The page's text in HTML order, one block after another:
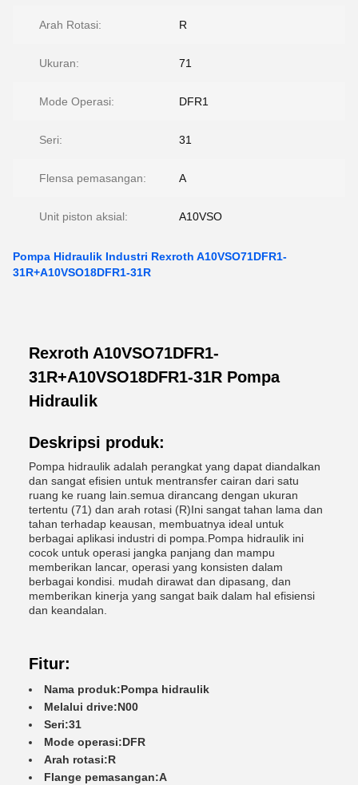
Arah Rotasi: R
Ukuran: 71
Mode Operasi: DFR1
Seri: 31
Flensa pemasangan: A
Unit piston aksial: A10VSO
Pompa Hidraulik Industri Rexroth A10VSO71DFR1-
31R+A10VSO18DFR1-31R
Rexroth A10VSO71DFR1-
31R+A10VSO18DFR1-31R Pompa
Hidraulik
Deskripsi produk:
Pompa hidraulik adalah perangkat yang dapat diandalkan
dan sangat efisien untuk mentransfer cairan dari satu
ruang ke ruang lain.semua dirancang dengan ukuran
tertentu (71) dan arah rotasi (R)Ini sangat tahan lama dan
tahan terhadap keausan, membuatnya ideal untuk
berbagai aplikasi industri di pompa.Pompa hidraulik ini
cocok untuk operasi jangka panjang dan mampu
memberikan lancar, operasi yang konsisten dalam
berbagai kondisi. mudah dirawat dan dipasang, dan
memberikan kinerja yang sangat baik dalam hal efisiensi
dan keandalan.
Fitur:
Nama produk:Pompa hidraulik
Melalui drive:N00
Seri:31
Mode operasi:DFR
Arah rotasi:R
Flange pemasangan:A